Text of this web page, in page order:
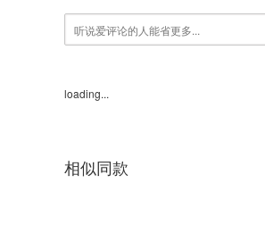
loading...
相似同款